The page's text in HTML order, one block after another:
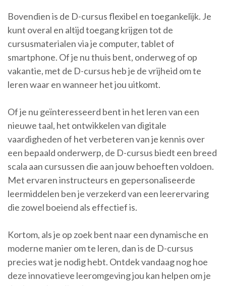
Bovendien is de D-cursus flexibel en toegankelijk. Je
kunt overal en altijd toegang krijgen tot de
cursusmaterialen via je computer, tablet of
smartphone. Of je nu thuis bent, onderweg of op
vakantie, met de D-cursus heb je de vrijheid om te
leren waar en wanneer het jou uitkomt.
Of je nu geïnteresseerd bent in het leren van een
nieuwe taal, het ontwikkelen van digitale
vaardigheden of het verbeteren van je kennis over
een bepaald onderwerp, de D-cursus biedt een breed
scala aan cursussen die aan jouw behoeften voldoen.
Met ervaren instructeurs en gepersonaliseerde
leermiddelen ben je verzekerd van een leerervaring
die zowel boeiend als effectief is.
Kortom, als je op zoek bent naar een dynamische en
moderne manier om te leren, dan is de D-cursus
precies wat je nodig hebt. Ontdek vandaag nog hoe
deze innovatieve leeromgeving jou kan helpen om je